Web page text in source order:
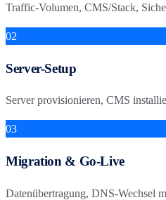
Traffic-Volumen, CMS/Stack,
02
Server-Setup
Server provisionieren, CMS
03
Migration & Go-Live
Datenübertragung, DNS-Wechsel